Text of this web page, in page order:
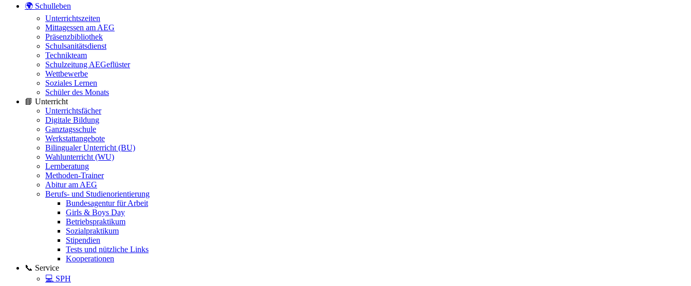
🌍 Schulleben
Unterrichtszeiten
Mittagessen am AEG
Präsenzbibliothek
Schulsanitätsdienst
Technikteam
Schulzeitung AEGeflüster
Wettbewerbe
Soziales Lernen
Schüler des Monats
📘 Unterricht
Unterrichtsfächer
Digitale Bildung
Ganztagsschule
Werkstattangebote
Bilingualer Unterricht (BU)
Wahlunterricht (WU)
Lernberatung
Methoden-Trainer
Abitur am AEG
Berufs- und Studienorientierung
Bundesagentur für Arbeit
Girls & Boys Day
Betriebspraktikum
Sozialpraktikum
Stipendien
Tests und nützliche Links
Kooperationen
📞 Service
💻 SPH